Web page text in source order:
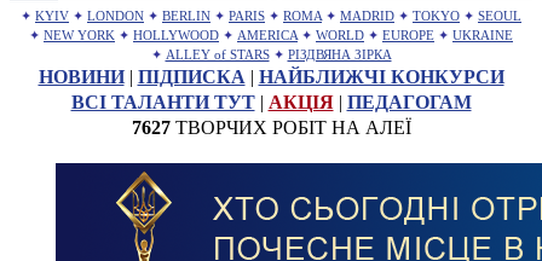
✦ KYIV ✦ LONDON ✦ BERLIN ✦ PARIS ✦ ROMA ✦ MADRID ✦ TOKYO ✦ SEOUL
✦ NEW YORK ✦ HOLLYWOOD ✦ AMERICA ✦ WORLD ✦ EUROPE ✦ UKRAINE
✦ ALLEY of STARS ✦ РІЗДВЯНА ЗІРКА
НОВИНИ| ПІДПИСКА | НАЙБЛИЖЧІ КОНКУРСИ
ВСІ ТАЛАНТИ ТУТ| АКЦІЯ| ПЕДАГОГАМ
7627ТВОРЧИХ РОБІТ НА АЛЕЇ